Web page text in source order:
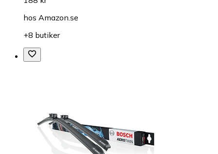
hos Amazon.se
+8 butiker